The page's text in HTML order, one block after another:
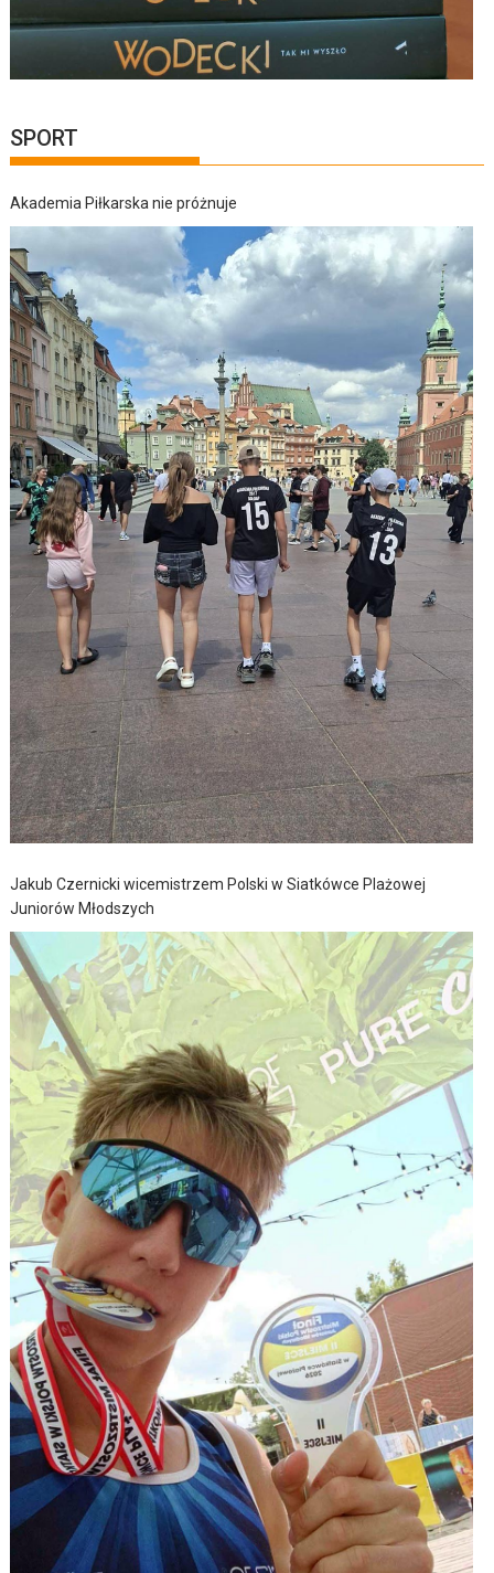
SPORT
Akademia Piłkarska nie próżnuje
Jakub Czernicki wicemistrzem Polski w Siatkówce Plażowej
Juniorów Młodszych